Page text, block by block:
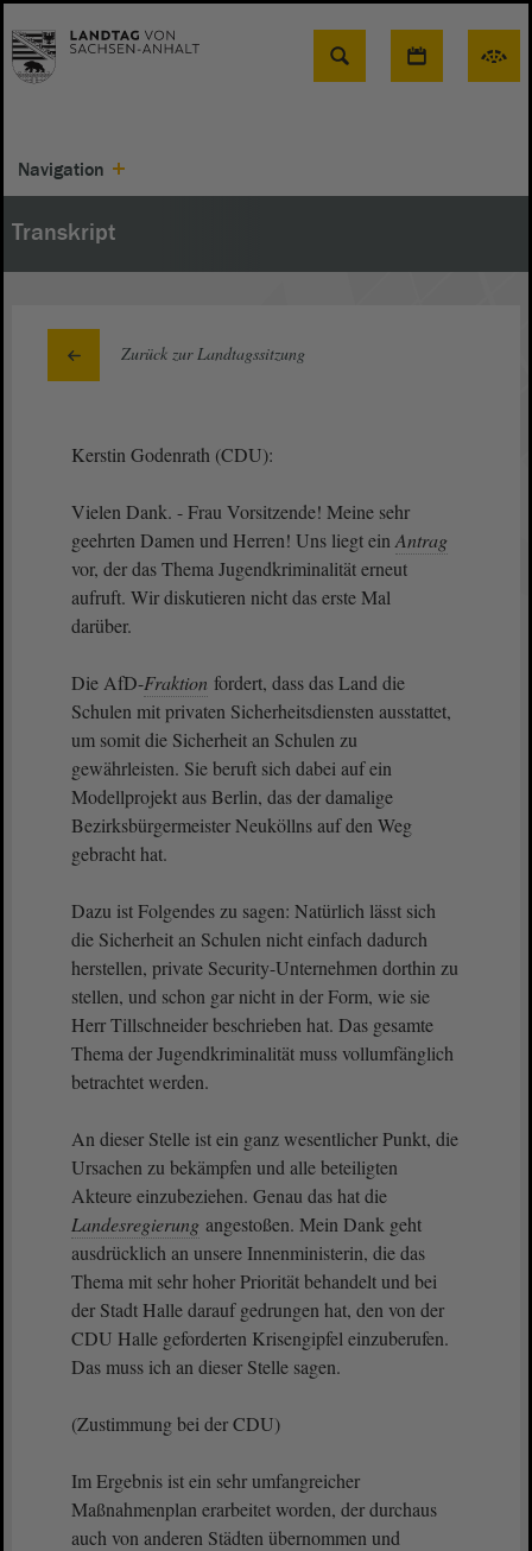
Suche
Navigation
Transkript
Zurück zur Landtagssitzung
Kerstin Godenrath (CDU):
Vielen Dank. - Frau Vorsitzende! Meine sehr
geehrten Damen und Herren! Uns liegt ein Antrag
vor, der das Thema Jugendkriminalität erneut
aufruft. Wir diskutieren nicht das erste Mal
darüber.
Die AfD-Fraktion fordert, dass das Land die
Schulen mit privaten Sicherheitsdiensten ausstattet,
um somit die Sicherheit an Schulen zu
gewährleisten. Sie beruft sich dabei auf ein
Modellprojekt aus Berlin, das der damalige
Bezirksbürgermeister Neuköllns auf den Weg
gebracht hat.
Dazu ist Folgendes zu sagen: Natürlich lässt sich
die Sicherheit an Schulen nicht einfach dadurch
herstellen, private Security-Unternehmen dorthin zu
stellen, und schon gar nicht in der Form, wie sie
Herr Tillschneider beschrieben hat. Das gesamte
Thema der Jugendkriminalität muss vollumfänglich
betrachtet werden.
An dieser Stelle ist ein ganz wesentlicher Punkt, die
Ursachen zu bekämpfen und alle beteiligten
Akteure einzubeziehen. Genau das hat die
Landesregierung angestoßen. Mein Dank geht
ausdrücklich an unsere Innenministerin, die das
Thema mit sehr hoher Priorität behandelt und bei
der Stadt Halle darauf gedrungen hat, den von der
CDU Halle geforderten Krisengipfel einzuberufen.
Das muss ich an dieser Stelle sagen.
(Zustimmung bei der CDU)
Im Ergebnis ist ein sehr umfangreicher
Maßnahmenplan erarbeitet worden, der durchaus
auch von anderen Städten übernommen und